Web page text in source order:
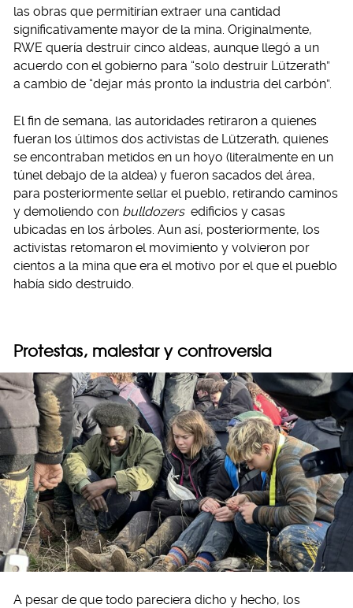
las obras que permitirían extraer una cantidad
significativamente mayor de la mina. Originalmente,
RWE quería destruir cinco aldeas, aunque llegó a un
acuerdo con el gobierno para “solo destruir Lützerath”
a cambio de “dejar más pronto la industria del carbón”.
El fin de semana, las autoridades retiraron a quienes
fueran los últimos dos activistas de Lützerath, quienes
se encontraban metidos en un hoyo (literalmente en un
túnel debajo de la aldea) y fueron sacados del área,
para posteriormente sellar el pueblo, retirando caminos
y demoliendo con bulldozers edificios y casas
ubicadas en los árboles. Aun así, posteriormente, los
activistas retomaron el movimiento y volvieron por
cientos a la mina que era el motivo por el que el pueblo
había sido destruido.
Protestas, malestar y controversia
A pesar de que todo pareciera dicho y hecho, los